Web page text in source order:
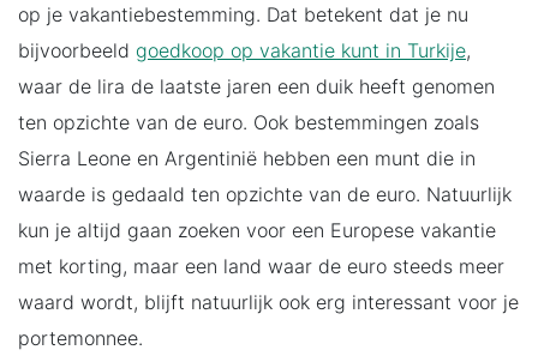
op je vakantiebestemming. Dat betekent dat je nu
bijvoorbeeld goedkoop op vakantie kunt in Turkije,
waar de lira de laatste jaren een duik heeft genomen
ten opzichte van de euro. Ook bestemmingen zoals
Sierra Leone en Argentinië hebben een munt die in
waarde is gedaald ten opzichte van de euro. Natuurlijk
kun je altijd gaan zoeken voor een Europese vakantie
met korting, maar een land waar de euro steeds meer
waard wordt, blijft natuurlijk ook erg interessant voor je
portemonnee.